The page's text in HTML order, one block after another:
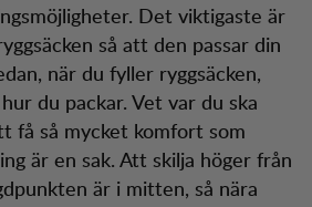
Det viktigaste är
så att den passar din
när du fyller ryggsäcken,
du packar. Vet var du ska
få så mycket komfort som
är en sak. Att skilja höger från
är i mitten, så nära